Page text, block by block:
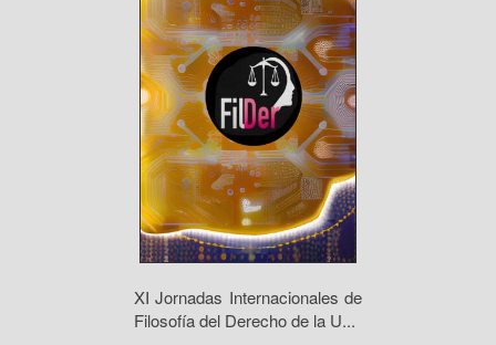
XI Jornadas Internacionales de
Filosofía del Derecho de la U...